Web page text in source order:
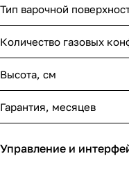
Тип варочной
Количество газовых
Высота, см
Гарантия, месяцев
Управление и